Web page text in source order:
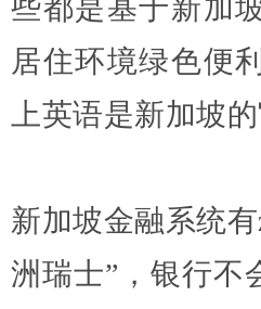
些都是基于新加
居住环境绿色便
上英语是新加坡
新加坡金融系统
洲瑞士”，银行不